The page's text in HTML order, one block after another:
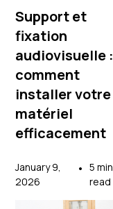
Support et
fixation
audiovisuelle :
comment
installer votre
matériel
efficacement
January 9,
2026
• 5 min
read